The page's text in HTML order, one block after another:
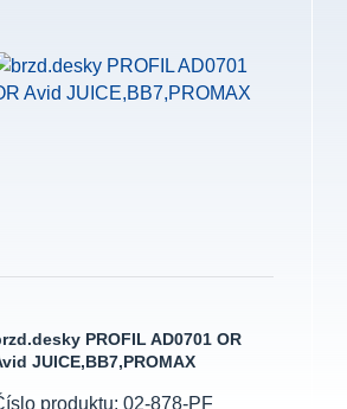
PROFIL AD0701 OR
JUICE,BB7,PROMAX
produktu: 02-878-PF